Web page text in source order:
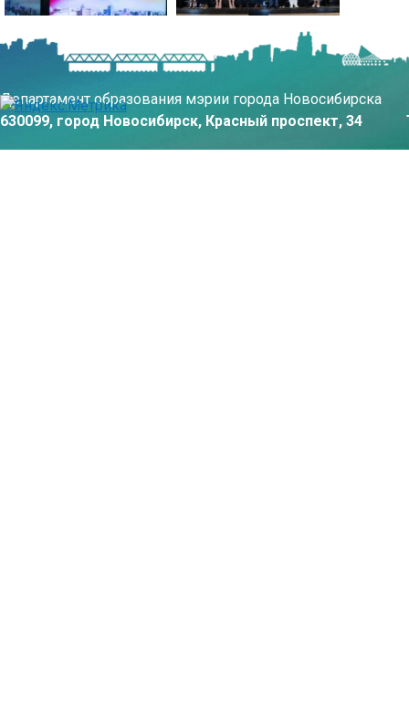
Департамент образования мэрии города Новосибирска
630099, город Новосибирск, Красный проспект, 34